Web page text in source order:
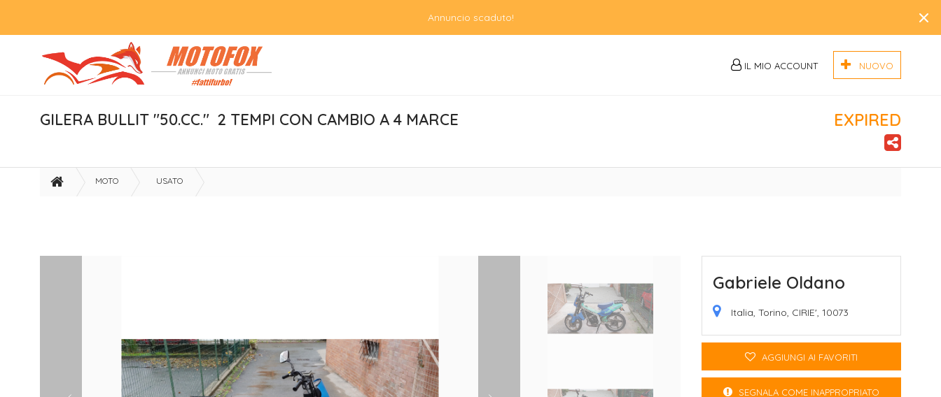
×
Annuncio scaduto!
IL MIO ACCOUNT NUOVO
GILERA BULLIT "50.CC."  2 TEMPI CON CAMBIO A 4 MARCE EXPIRED
MOTO USATO
Gabriele Oldano
Italia, Torino, CIRIE', 10073
AGGIUNGI AI FAVORITI
SEGNALA COME INAPPROPRIATO